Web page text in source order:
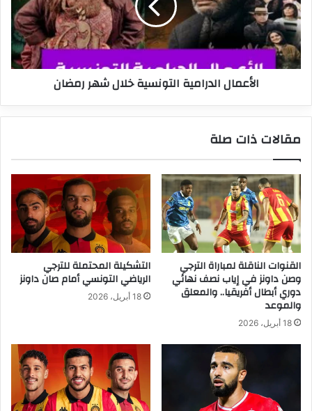
شهر
رمضان
الأعمال الدرامية التونسية خلال شهر رمضان
مقالات ذات صلة
القنوات الناقلة لمباراة الترجي
وصن داونز في إياب نصف نهائي
دوري أبطال أفريقيا.. والمعلق
والموعد
18 أبريل، 2026
التشكيلة المحتملة للترجي
الرياضي التونسي أمام صان داونز
18 أبريل، 2026